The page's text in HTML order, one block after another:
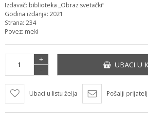
Izdavač: biblioteka „Obraz svetački“
Godina izdanja: 2021
Strana: 234
Povez: meki
+
-
UBACI U
Ubaci u listu želja Pošalji